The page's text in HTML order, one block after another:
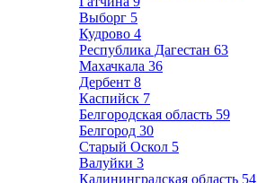
Выборг 5
Кудрово 4
Республика Дагестан 63
Махачкала 36
Дербент 8
Каспийск 7
Белгородская область 59
Белгород 30
Старый Оскол 5
Валуйки 3
Калининградская область 54